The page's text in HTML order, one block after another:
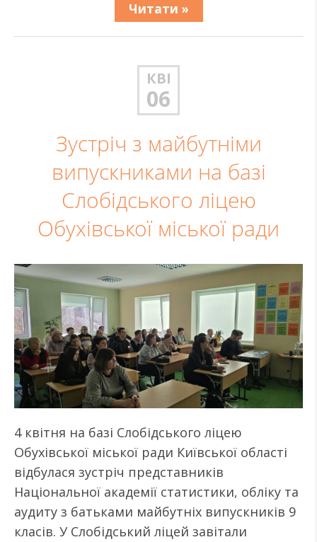
Читати »
КВІ
06
Зустріч з майбутніми
випускниками на базі
Слобідського ліцею
Обухівської міської ради
4 квітня на базі Слобідського ліцею
Обухівської міської ради Київської області
відбулася зустріч представників
Національної академії статистики, обліку та
аудиту з батьками майбутніх випускників 9
класів. У Слобідський ліцей завітали